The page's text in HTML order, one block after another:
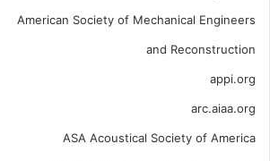
American Society of Mechanical Engineers
and Reconstruction
appi.org
arc.aiaa.org
ASA Acoustical Society of America